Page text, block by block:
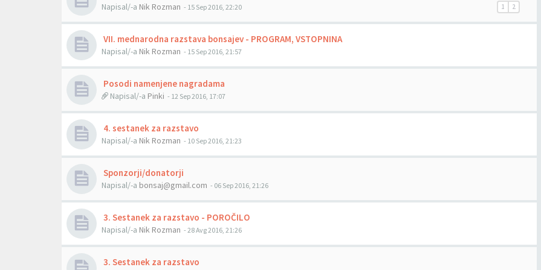
1 2
Napisal/-a Nik Rozman - 15 Sep 2016, 22:20
VII. mednarodna razstava bonsajev - PROGRAM, VSTOPNINA
Napisal/-a Nik Rozman - 15 Sep 2016, 21:57
Posodi namenjene nagradama
Napisal/-a Pinki - 12 Sep 2016, 17:07
4. sestanek za razstavo
Napisal/-a Nik Rozman - 10 Sep 2016, 21:23
Sponzorji/donatorji
Napisal/-a bonsaj@gmail.com - 06 Sep 2016, 21:26
3. Sestanek za razstavo - POROČILO
Napisal/-a Nik Rozman - 28 Avg 2016, 21:26
3. Sestanek za razstavo